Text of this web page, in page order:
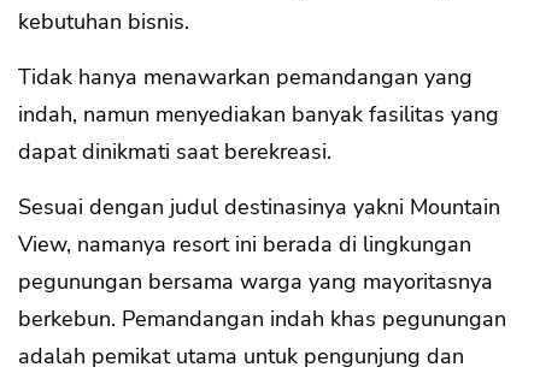
kebutuhan bisnis.
Tidak hanya menawarkan pemandangan yang
indah, namun menyediakan banyak fasilitas yang
dapat dinikmati saat berekreasi.
Sesuai dengan judul destinasinya yakni Mountain
View, namanya resort ini berada di lingkungan
pegunungan bersama warga yang mayoritasnya
berkebun. Pemandangan indah khas pegunungan
adalah pemikat utama untuk pengunjung dan